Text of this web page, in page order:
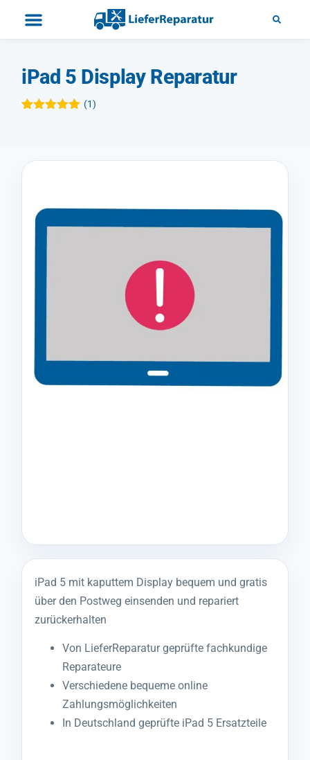
iPad 5 Display Reparatur
Kundenbewertung
(1)
iPad 5 mit kaputtem Display bequem und gratis
über den Postweg einsenden und repariert
zurückerhalten
Von LieferReparatur geprüfte fachkundige
Reparateure
Verschiedene bequeme online
Zahlungsmöglichkeiten
In Deutschland geprüfte iPad 5 Ersatzteile